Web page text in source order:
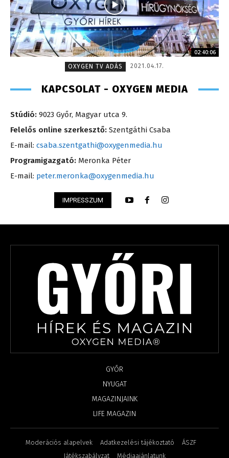
02:40:06
OXYGEN TV ADÁS
2021.04.17.
KAPCSOLAT - OXYGEN MEDIA
Stúdió: 9023 Győr, Magyar utca 9.
Felelős online szerkesztő: Szentgáthi Csaba
E-mail: csaba.szentgathi@oxygenmedia.hu
Programigazgató: Meronka Péter
E-mail: peter.meronka@oxygenmedia.hu
IMPRESSZUM
GYŐR
NYUGAT
MAGAZINJAINK
LIFE MAGAZIN
Moderációs alapelvek Adatkezelési tájékoztató
ÁSZF
Játékszabályzat
Médiaajánlatunk